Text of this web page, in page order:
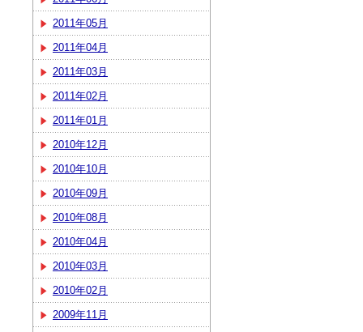
2011年05月
2011年04月
2011年03月
2011年02月
2011年01月
2010年12月
2010年10月
2010年09月
2010年08月
2010年04月
2010年03月
2010年02月
2009年11月